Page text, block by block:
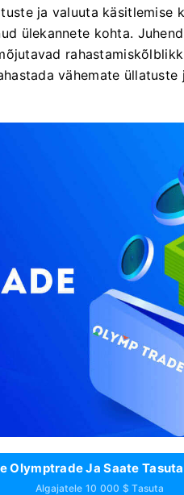
ja valuuta käsitlemise
ülekannete kohta.
vähemate üllatuste
Olymptrade Ja Saate
Algajatele 10 000 $ Tasuta